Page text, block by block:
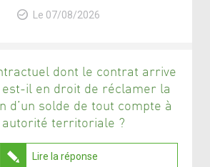
Le 07/08/2026
dont le contrat arrive
est-il en droit de réclamer la
d’un solde de tout compte à
autorité territoriale ?
Lire la réponse